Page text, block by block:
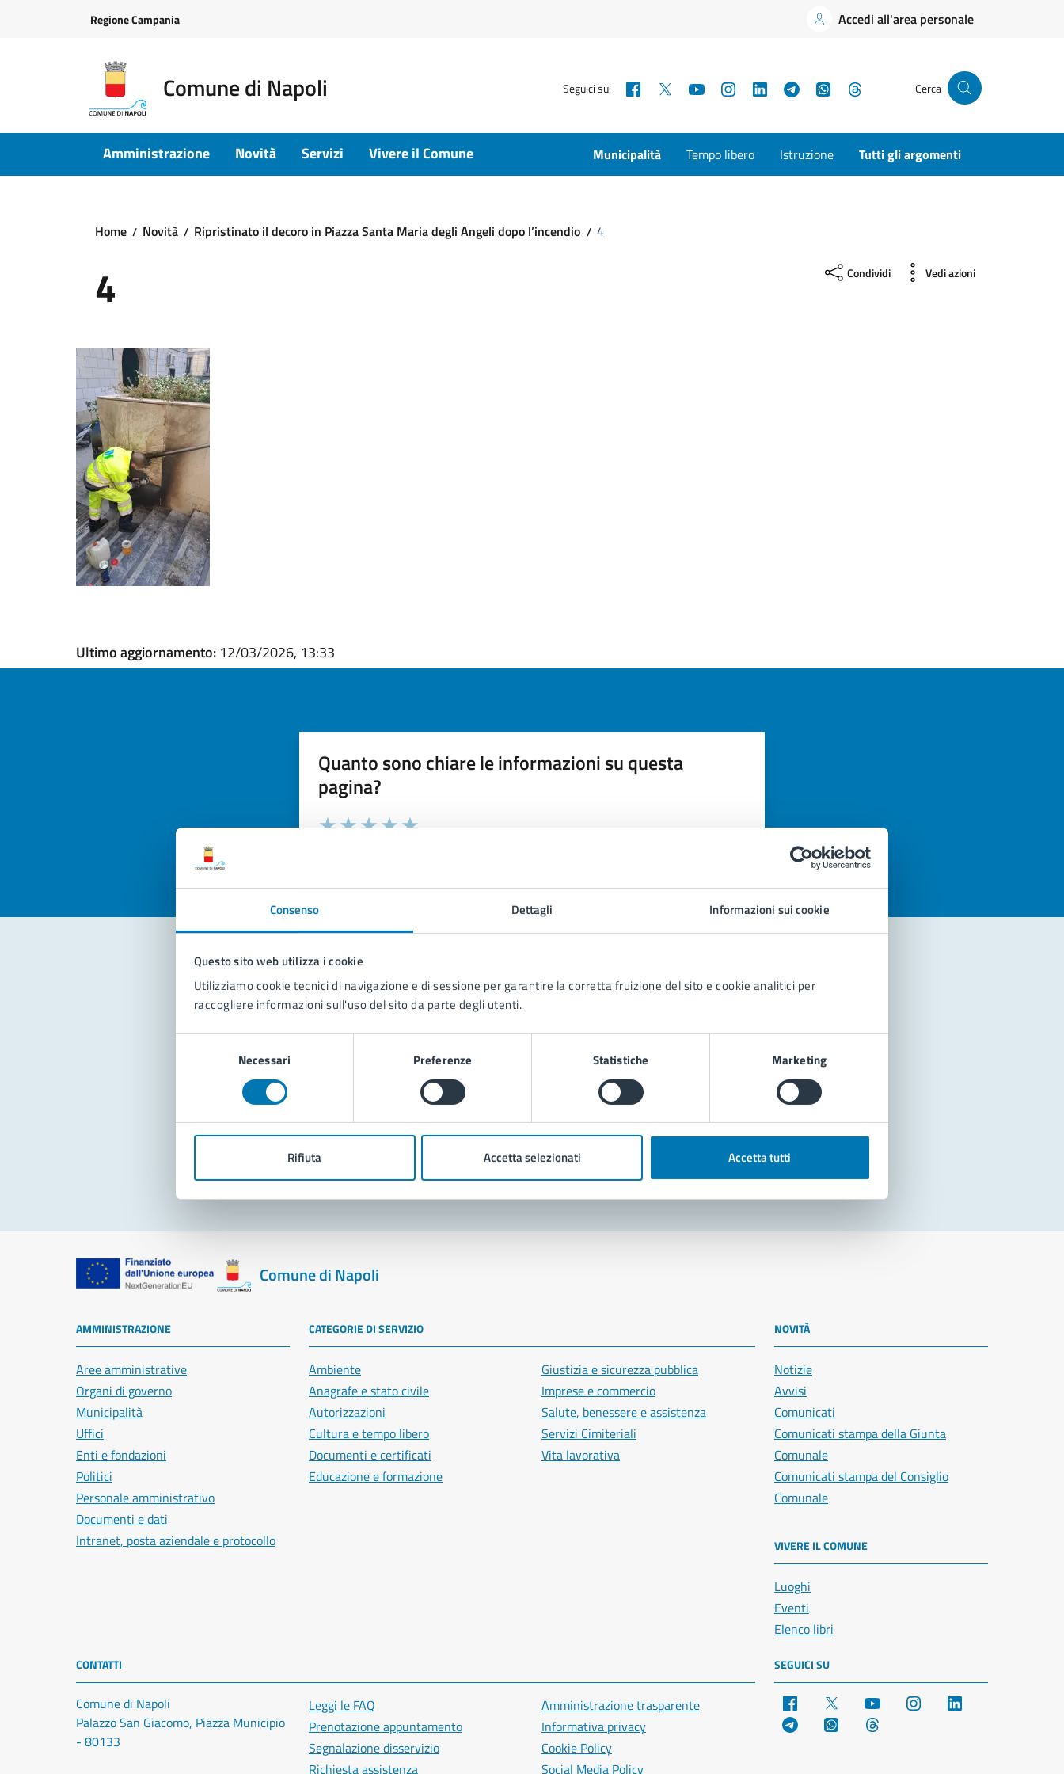
Consenso Dettagli Informazioni sui cookie
Questo sito web utilizza i cookie
Utilizziamo cookie tecnici di navigazione e di sessione per garantire la corretta fruizione del sito e cookie analitici per
raccogliere informazioni sull'uso del sito da parte degli utenti.
Necessari Preferenze Statistiche Marketing
Rifiuta Accetta selezionati Accetta tutti
Regione Campania Accedi all'area personale
Comune di Napoli Seguici su: Facebook YouTubeInstagramLinkedInTelegramWhatsApp Cerca
Amministrazione Novità Servizi Vivere il Comune Municipalità Tempo libero Istruzione Tutti gli argomenti
Home Novità Ripristinato il decoro in Piazza Santa Maria degli Angeli dopo l’incendio 4
4 Condividi Vedi azioni
Ultimo aggiornamento: 12/03/2026, 13:33
Quanto sono chiare le informazioni su questa
pagina?
Valuta la chiarezza delle informazioni (da 1 a 5 stelle)
Seleziona il numero di stelle per valutare la chiarezza delle informazioni
Contatta il comune
Richiedi assistenza
Prenota appuntamento
Problemi in città
Comune di Napoli
AMMINISTRAZIONE
Aree amministrative
Organi di governo
Municipalità
Uffici
Enti e fondazioni
Politici
Personale amministrativo
Documenti e dati
Intranet, posta aziendale e protocollo
CATEGORIE DI SERVIZIO
Ambiente
Anagrafe e stato civile
Autorizzazioni
Cultura e tempo libero
Documenti e certificati
Educazione e formazione
Giustizia e sicurezza pubblica
Imprese e commercio
Salute, benessere e assistenza
Servizi Cimiteriali
Vita lavorativa
NOVITÀ
Notizie
Avvisi
Comunicati
Comunicati stampa della Giunta
Comunale
Comunicati stampa del Consiglio
Comunale
VIVERE IL COMUNE
Luoghi
Eventi
Elenco libri
CONTATTI
Comune di Napoli
Palazzo San Giacomo, Piazza Municipio
- 80133
Leggi le FAQ
Prenotazione appuntamento
Segnalazione disservizio
Richiesta assistenza
Amministrazione trasparente
Informativa privacy
Cookie Policy
Social Media Policy
SEGUICI SU
Facebook YouTube Instagram
Telegram WhatsApp